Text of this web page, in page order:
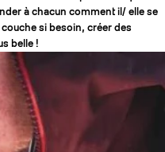
à chacun comment il/ elle se
si besoin, créer des
belle !